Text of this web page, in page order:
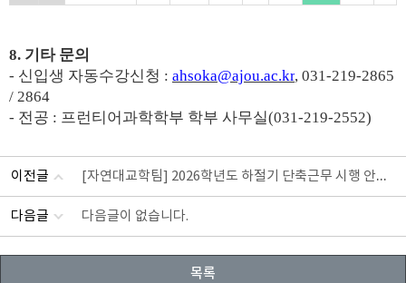
8. 기타 문의
- 신입생 자동수강신청 : ahsoka@ajou.ac.kr, 031-219-2865
/ 2864
- 전공 : 프런티어과학학부 학부 사무실(031-219-2552)
이전글 [자연대교학팀] 2026학년도 하절기 단축근무 시행 안내(7.01(수)~8.11(화))
다음글 다음글이 없습니다.
목록